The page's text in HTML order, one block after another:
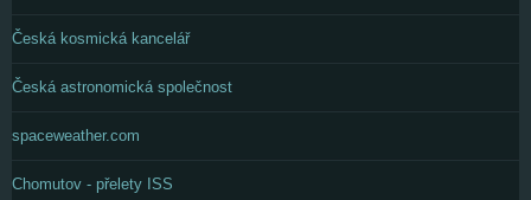
Česká kosmická kancelář
Česká astronomická společnost
spaceweather.com
Chomutov - přelety ISS